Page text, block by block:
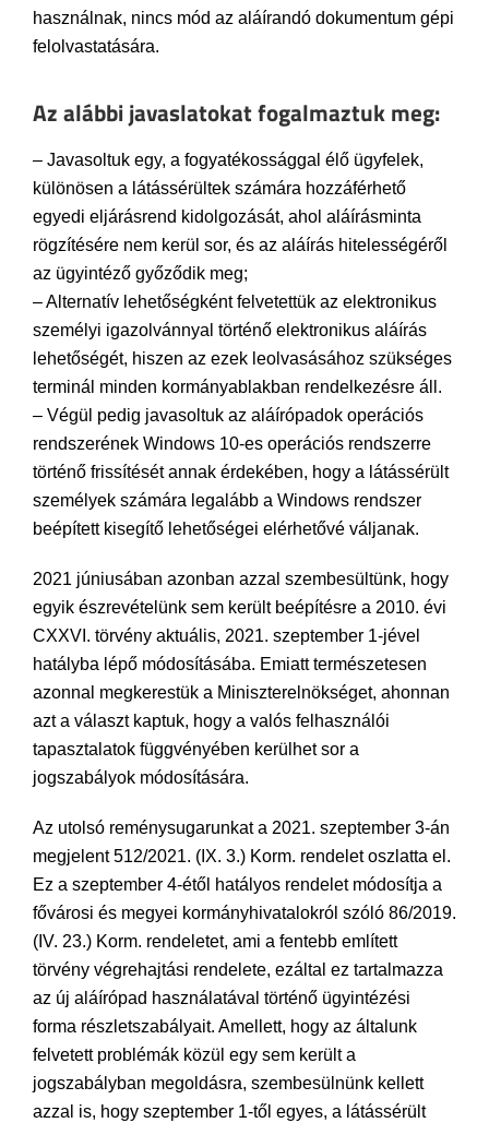
használnak, nincs mód az aláírandó dokumentum gépi
felolvastatására.
Az alábbi javaslatokat fogalmaztuk meg:
– Javasoltuk egy, a fogyatékossággal élő ügyfelek,
különösen a látássérültek számára hozzáférhető
egyedi eljárásrend kidolgozását, ahol aláírásminta
rögzítésére nem kerül sor, és az aláírás hitelességéről
az ügyintéző győződik meg;
– Alternatív lehetőségként felvetettük az elektronikus
személyi igazolvánnyal történő elektronikus aláírás
lehetőségét, hiszen az ezek leolvasásához szükséges
terminál minden kormányablakban rendelkezésre áll.
– Végül pedig javasoltuk az aláírópadok operációs
rendszerének Windows 10-es operációs rendszerre
történő frissítését annak érdekében, hogy a látássérült
személyek számára legalább a Windows rendszer
beépített kisegítő lehetőségei elérhetővé váljanak.
2021 júniusában azonban azzal szembesültünk, hogy
egyik észrevételünk sem került beépítésre a 2010. évi
CXXVI. törvény aktuális, 2021. szeptember 1-jével
hatályba lépő módosításába. Emiatt természetesen
azonnal megkerestük a Miniszterelnökséget, ahonnan
azt a választ kaptuk, hogy a valós felhasználói
tapasztalatok függvényében kerülhet sor a
jogszabályok módosítására.
Az utolsó reménysugarunkat a 2021. szeptember 3-án
megjelent 512/2021. (IX. 3.) Korm. rendelet oszlatta el.
Ez a szeptember 4-étől hatályos rendelet módosítja a
fővárosi és megyei kormányhivatalokról szóló 86/2019.
(IV. 23.) Korm. rendeletet, ami a fentebb említett
törvény végrehajtási rendelete, ezáltal ez tartalmazza
az új aláírópad használatával történő ügyintézési
forma részletszabályait. Amellett, hogy az általunk
felvetett problémák közül egy sem került a
jogszabályban megoldásra, szembesülnünk kellett
azzal is, hogy szeptember 1-től egyes, a látássérült